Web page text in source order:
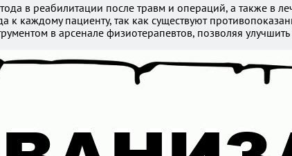
в реабилитации после травм и операций, а также в
каждому пациенту, так как существуют
в арсенале физиотерапевтов, позволяя